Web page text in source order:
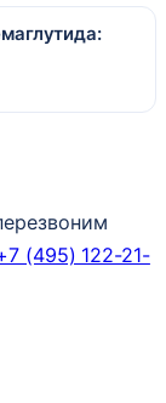
(495) 122-21-